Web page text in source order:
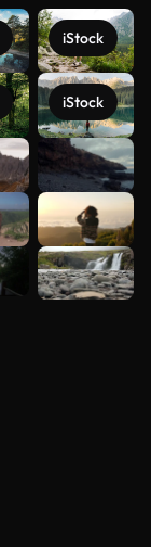
iStock
iStock
Scopri di
più